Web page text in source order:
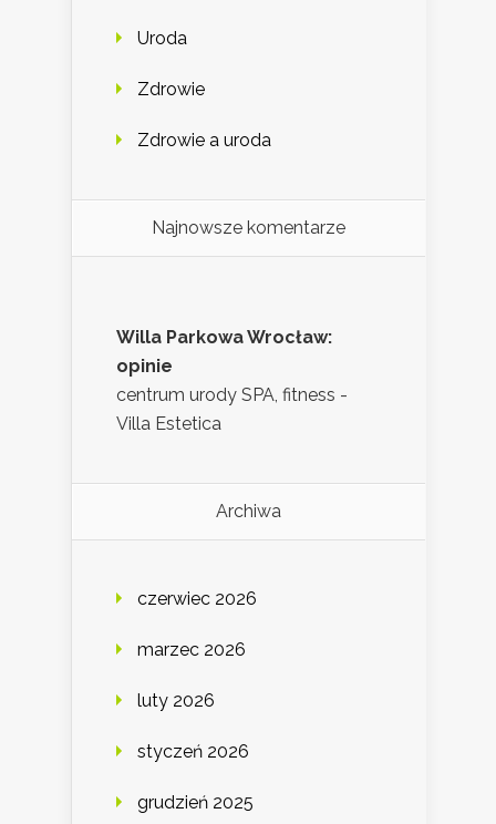
Uroda
Zdrowie
Zdrowie a uroda
Najnowsze komentarze
Willa Parkowa Wrocław:
opinie
centrum urody SPA, fitness -
Villa Estetica
Archiwa
czerwiec 2026
marzec 2026
luty 2026
styczeń 2026
grudzień 2025